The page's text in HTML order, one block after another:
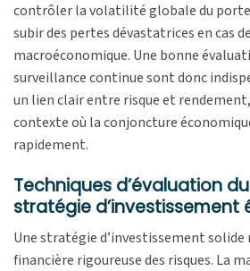
contrôler la volatilité globale du
subir des pertes dévastatrices en cas
macroéconomique. Une bonne
surveillance continue sont donc
un lien clair entre risque et
contexte où la conjoncture
rapidement.
Techniques d’évaluation
stratégie d’investissement
Une stratégie d’investissement solide
financière rigoureuse des risques. La